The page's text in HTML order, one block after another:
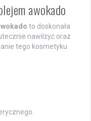
awokado
to doskonała
nawilżyć oraz
tego kosmetyku